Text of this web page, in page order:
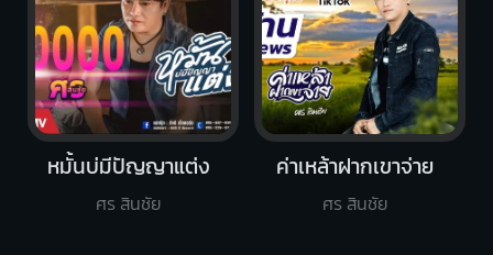
หมั้นบ่มีปัญญาแต่ง
ศร สินชัย
ค่าเหล้าฝากเขาจ่าย
ศร สินชัย